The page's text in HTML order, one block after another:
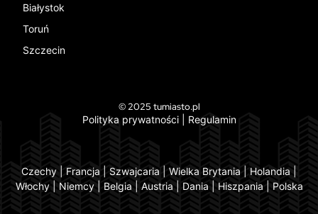
Białystok
Toruń
Szczecin
© 2025 tumiasto.pl
Polityka prywatności| Regulamin
Czechy Francja Szwajcaria Wielka Brytania Holandia
Włochy| Niemcy| Belgia Austria Dania Hiszpania Polska